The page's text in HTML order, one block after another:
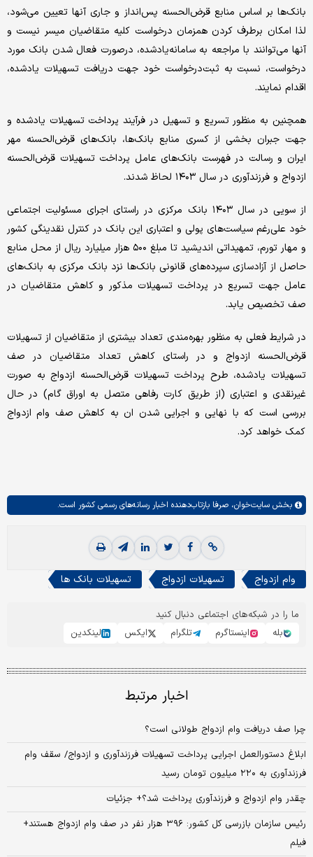
بانک‌ها بر اساس منابع قرض‌الحسنه پس‌انداز و جاری آنها تعیین می‌شود،
لذا امکان برطرف کردن همزمان درخواست کلیه متقاضیان میسر نیست و
آنها می‌توانند با مراجعه به سامانه‌یادشده، درصورت فعال شدن بانک مورد
درخواست، نسبت به ثبت‌درخواست خود جهت دریافت تسهیلات یادشده،
اقدام نمایند.
همچنین به منظور تسریع و تسهیل در فرآیند پرداخت تسهیلات یادشده و
جهت جبران بخشی از کسری منابع بانک‌ها، بانک‌های قرض‌الحسنه مهر
ایران و رسالت در فهرست بانک‌های عامل پرداخت تسهیلات قرض‌الحسنه
ازدواج و فرزندآوری در سال ۱۴۰۳ لحاظ شدند.
از سویی در سال ۱۴۰۳ بانک مرکزی در راستای اجرای مسئولیت اجتماعی
خود علی‌رغم سیاست‌های پولی و اعتباری این بانک در کنترل نقدینگی کشور
و مهار تورم، تمهیداتی اندیشید تا مبلغ ۵۰۰ هزار میلیارد ریال از محل منابع
حاصل از آزادسازی سپرده‌های قانونی بانک‌ها نزد بانک مرکزی به بانک‌های
عامل جهت تسریع در پرداخت تسهیلات مذکور و کاهش متقاضیان در
صف تخصیص یابد.
در شرایط فعلی به منظور بهره‌مندی تعداد بیشتری از متقاضیان از تسهیلات
قرض‌الحسنه ازدواج و در راستای کاهش تعداد متقاضیان در صف
تسهیلات یادشده، طرح پرداخت تسهیلات قرض‌الحسنه ازدواج به صورت
غیرنقدی و اعتباری (از طریق کارت رفاهی متصل به اوراق گام) در حال
بررسی است که با نهایی و اجرایی شدن ان به کاهش صف وام ازدواج
کمک خواهد کرد.
بخش سایت‌خوان، صرفا بازتاب‌دهنده اخبار رسانه‌های رسمی کشور است.
وام ازدواج تسهیلات ازدواج تسهیلات بانک ها
ما را در شبکه‌های اجتماعی دنبال کنید
بله
اینستاگرم تلگرام ایکس لینکدین
اخبار مرتبط
چرا صف دریافت وام ازدواج طولانی است؟
ابلاغ دستورالعمل اجرایی پرداخت تسهیلات فرزندآوری و ازدواج/ سقف وام
فرزندآوری به ۲۲۰ میلیون تومان رسید
چقدر وام ازدواج و فرزندآوری پرداخت شد؟+ جزئیات
رئیس سازمان بازرسی کل کشور: ۳۹۶ هزار نفر در صف وام ازدواج هستند+
فیلم